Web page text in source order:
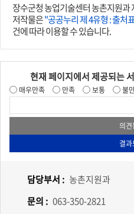
장수군청 농업기술센터 농촌지원
저작물은"공공누리 제 4유형 : 출처
건에 따라 이용할 수 있습니다.
현재 페이지에서 제공되는
매우만족 만족 보통 불
담당부서 : 농촌지원과
문의 : 063-350-2821